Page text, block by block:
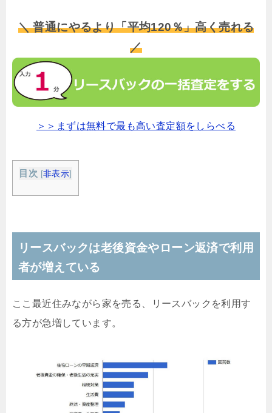
＼ 普通にやるより「平均120％」高く売れる
／
＞＞まずは無料で最も高い査定額をしらべる
目次 [非表示]
リースバックは老後資金やローン返済で利用
者が増えている
ここ最近住みながら家を売る、リースバックを利用す
る方が急増しています。